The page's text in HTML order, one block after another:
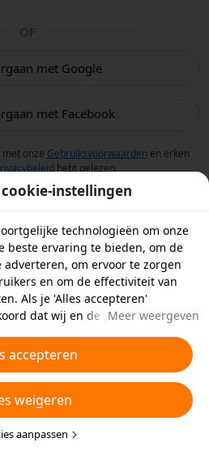
OF
met Google
met Facebook
onze Gebruiksvoorwaarden en erken
hebt gelezen.
instellingen
technologieën om onze
beste ervaring te bieden, om de
om ervoor te zorgen
en om de effectiviteit van
Als je 'Alles accepteren'
dat wij en de partners
opslaan voor
ook kiezen welke typen cookies je
hieronder of in je
aanpassen' te klikken.
onsBeleid inzake cookies en
.
Meer weergeven
accepteren
weigeren
aanpassen